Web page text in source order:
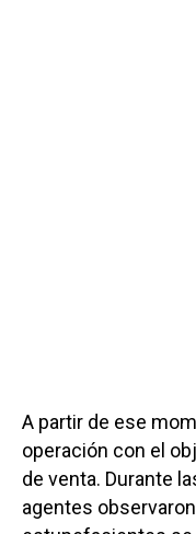
A partir de ese
operación con el
de venta. Durante
agentes